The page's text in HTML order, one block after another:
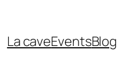
La caveEventsBlog